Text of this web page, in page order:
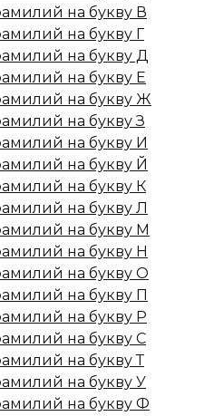
на букву В
на букву Г
на букву Д
на букву Е
на букву Ж
на букву З
на букву И
на букву Й
на букву К
на букву Л
на букву М
на букву Н
на букву О
на букву П
на букву Р
на букву С
на букву Т
на букву У
на букву Ф